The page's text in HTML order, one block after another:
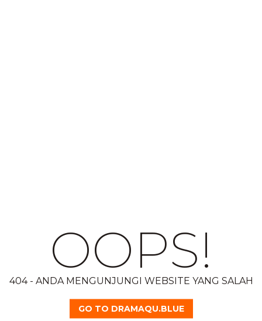
OOPS!
404 - ANDA MENGUNJUNGI WEBSITE YANG SALAH
GO TO DRAMAQU.BLUE